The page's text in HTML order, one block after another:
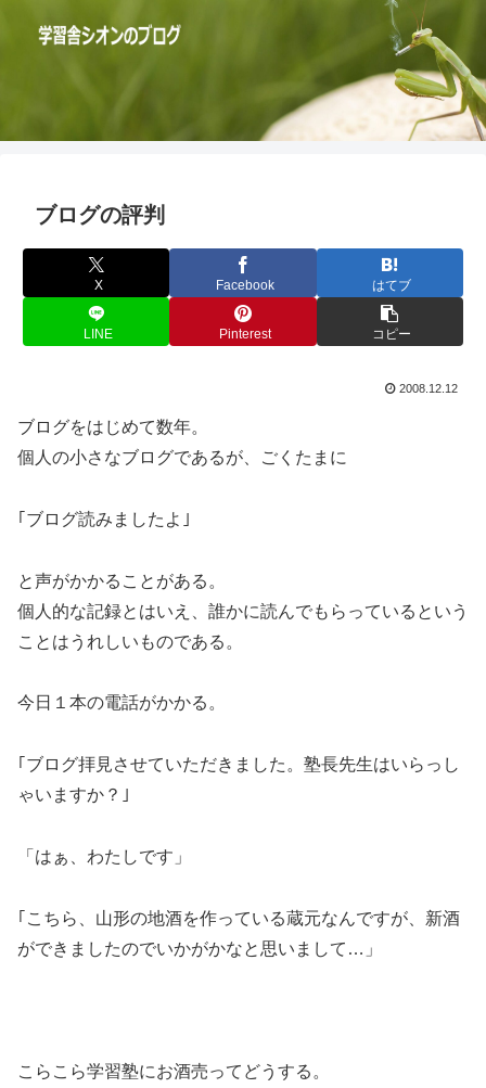
ブログの評判
X Facebook はてブ
LINE Pinterest コピー
2008.12.12
ブログをはじめて数年。
個人の小さなブログであるが、ごくたまに
｢ブログ読みましたよ｣
と声がかかることがある。
個人的な記録とはいえ、誰かに読んでもらっているという
ことはうれしいものである。
今日１本の電話がかかる。
｢ブログ拝見させていただきました。塾長先生はいらっし
ゃいますか？｣
「はぁ、わたしです」
｢こちら、山形の地酒を作っている蔵元なんですが、新酒
ができましたのでいかがかなと思いまして…」
こらこら学習塾にお酒売ってどうする。